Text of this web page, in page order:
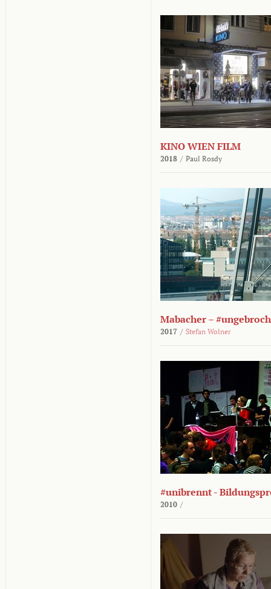
KINO WIEN FILM
2018 / Paul Rosdy
Mabacher –
2017 / Stefan Wolner
#unibrennt -
2010 /